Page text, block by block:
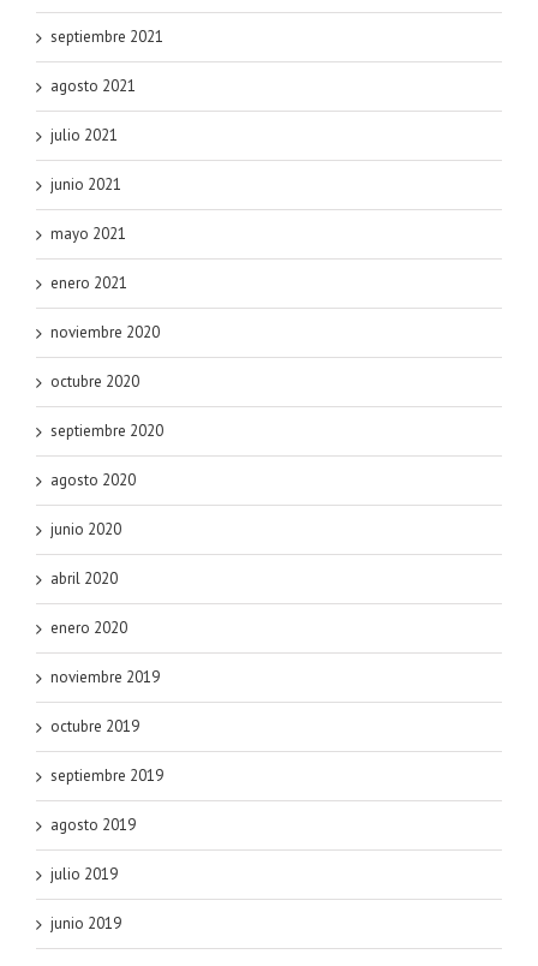
septiembre 2021
agosto 2021
julio 2021
junio 2021
mayo 2021
enero 2021
noviembre 2020
octubre 2020
septiembre 2020
agosto 2020
junio 2020
abril 2020
enero 2020
noviembre 2019
octubre 2019
septiembre 2019
agosto 2019
julio 2019
junio 2019